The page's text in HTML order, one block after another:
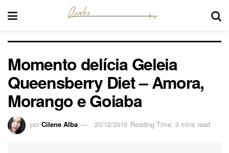
Momento delícia Geleia
Queensberry Diet – Amora,
Morango e Goiaba
por Cilene Alba 20/12/2016 Reading Time: 3 mins read